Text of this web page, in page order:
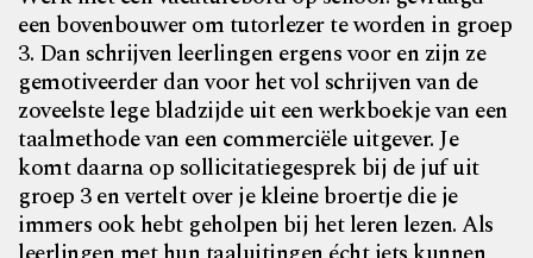
een bovenbouwer om tutorlezer te worden in groep
3. Dan schrijven leerlingen ergens voor en zijn ze
gemotiveerder dan voor het vol schrijven van de
zoveelste lege bladzijde uit een werkboekje van een
taalmethode van een commerciële uitgever. Je
komt daarna op sollicitatiegesprek bij de juf uit
groep 3 en vertelt over je kleine broertje die je
immers ook hebt geholpen bij het leren lezen. Als